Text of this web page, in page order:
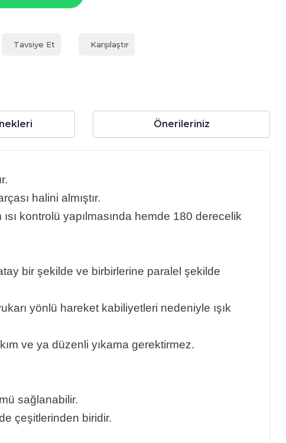
Tavsiye Et Karşılaştır
Önerileriniz
halini almıştır.
kontrolü yapılmasında hemde 180 derecelik
bir şekilde ve birbirlerine paralel şekilde
yönlü hareket kabiliyetleri nedeniyle ışık
ve ya düzenli yıkama gerektirmez.
sağlanabilir.
çeşitlerinden biridir.